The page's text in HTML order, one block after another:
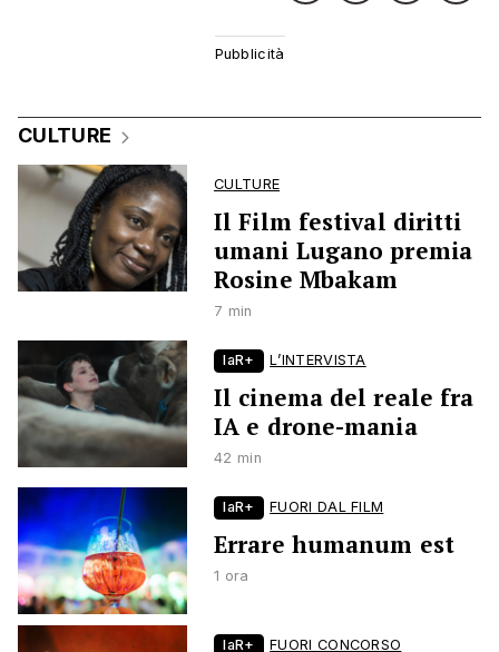
CULTURE
CULTURE
Il Film festival diritti
umani Lugano premia
Rosine Mbakam
7 min
laR+ L’INTERVISTA
Il cinema del reale fra
IA e drone-mania
42 min
laR+ FUORI DAL FILM
Errare humanum est
1 ora
laR+ FUORI CONCORSO